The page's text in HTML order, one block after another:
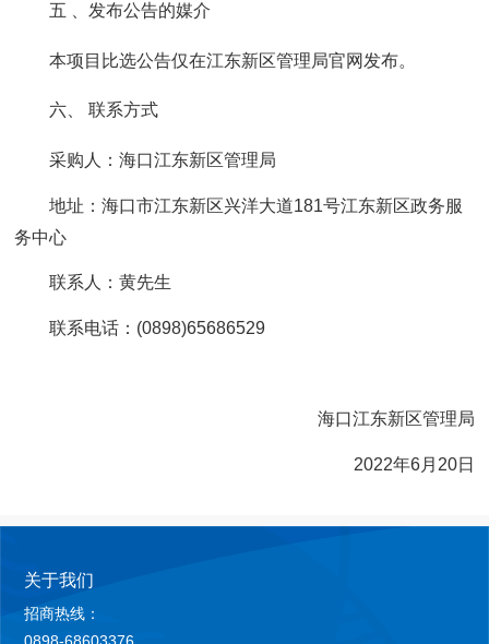
五 、发布公告的媒介
本项目比选公告仅在江东新区管理局官网发布。
六、 联系方式
采购人：海口江东新区管理局
地址：海口市江东新区兴洋大道181号江东新区政务服
务中心
联系人：黄先生
联系电话：(0898)65686529
海口江东新区管理局
2022年6月20日
关于我们
招商热线：